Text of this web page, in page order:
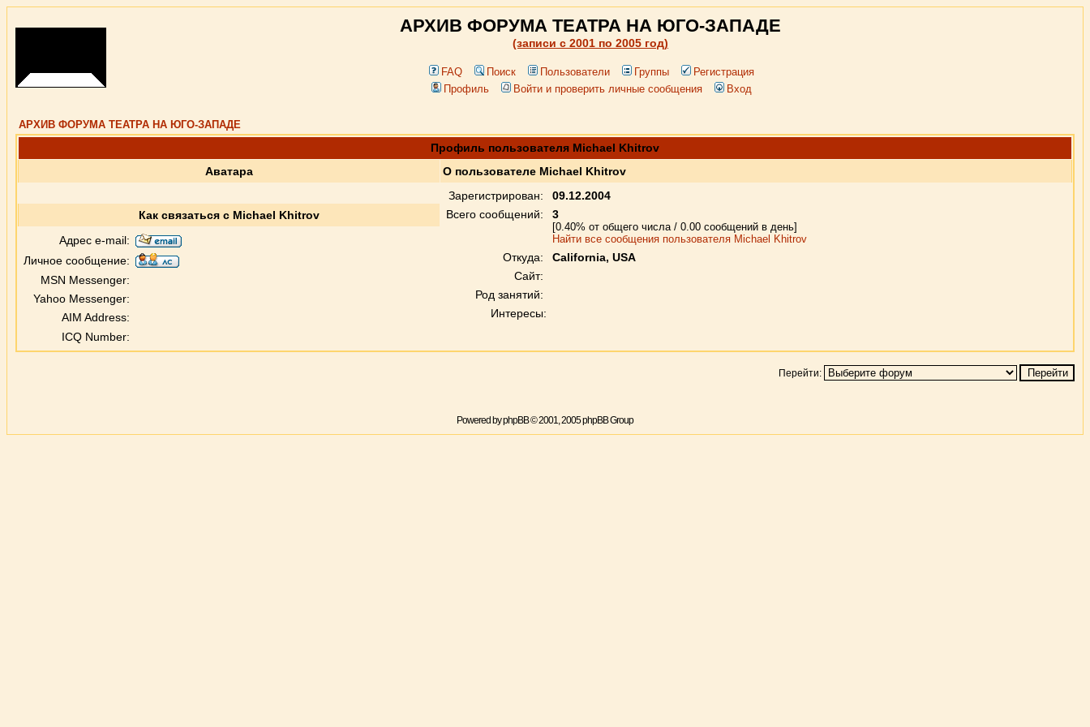
АРХИВ ФОРУМА ТЕАТРА НА ЮГО-ЗАПАДЕ
(записи c 2001 по 2005 год)
FAQ Поиск Пользователи Группы
Регистрация
Профиль
Войти и проверить личные сообщения Вход
АРХИВ ФОРУМА ТЕАТРА НА ЮГО-ЗАПАДЕ
Профиль пользователя Michael Khitrov
Аватара
О пользователе Michael Khitrov
Зарегистрирован:
09.12.2004
Всего сообщений:
3
[0.40% от общего числа / 0.00 сообщений в день]
Найти все сообщения пользователя Michael Khitrov
Откуда:
California, USA
Сайт:
Род занятий:
Интересы:
Как связаться с Michael Khitrov
Адрес e-mail:
Личное сообщение:
MSN Messenger:
Yahoo Messenger:
AIM Address:
ICQ Number:
Перейти:
Powered byphpBB© 2001, 2005 phpBB Group